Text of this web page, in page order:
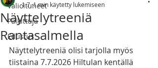
Valioituneet
Palkittuja
Edustus
Näyttelytreeniä
Rantasalmella
1.7.1 min käytetty lukemiseen
Näyttelytreeniä olisi tarjolla myös
tiistaina 7.7.2026 Hiltulan kentällä